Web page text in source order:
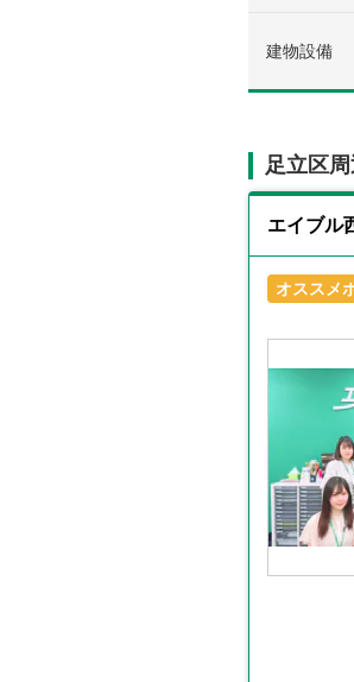
建物設備
足立区
エイブル
オススメ